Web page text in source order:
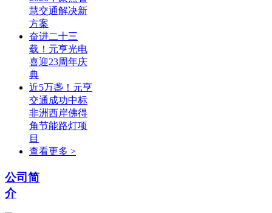
慧交通解决新
方案
奋进二十三
载！元亨光电
喜迎23周年庆
典
近5万盏！元亨
交通成功中标
非洲西岸佛得
角节能路灯项
目
查看更多 >
公司简
介